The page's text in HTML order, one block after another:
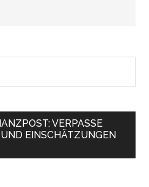
VERPASSE
EINSCHÄTZUNGEN